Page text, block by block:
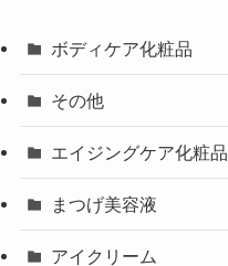
ボディケア化粧品
その他
エイジングケア化粧品
まつげ美容液
アイクリーム